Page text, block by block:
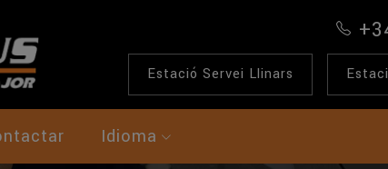
Estació Servei Llinars
Idioma